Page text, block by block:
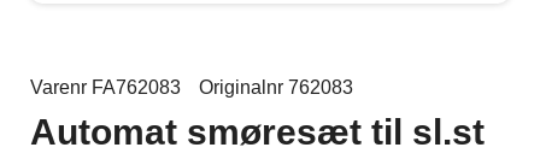
Varenr FA762083 Originalnr 762083
Automat smøresæt til sl.st